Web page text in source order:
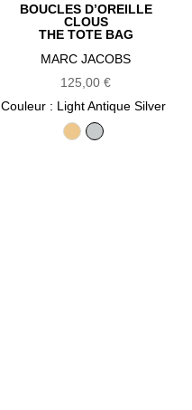
BOUCLES D’OREILLE
CLOUS
THE TOTE BAG
MARC JACOBS
125,00€
Couleur : Light Antique Silver
Light Antique Gold
Light Antique